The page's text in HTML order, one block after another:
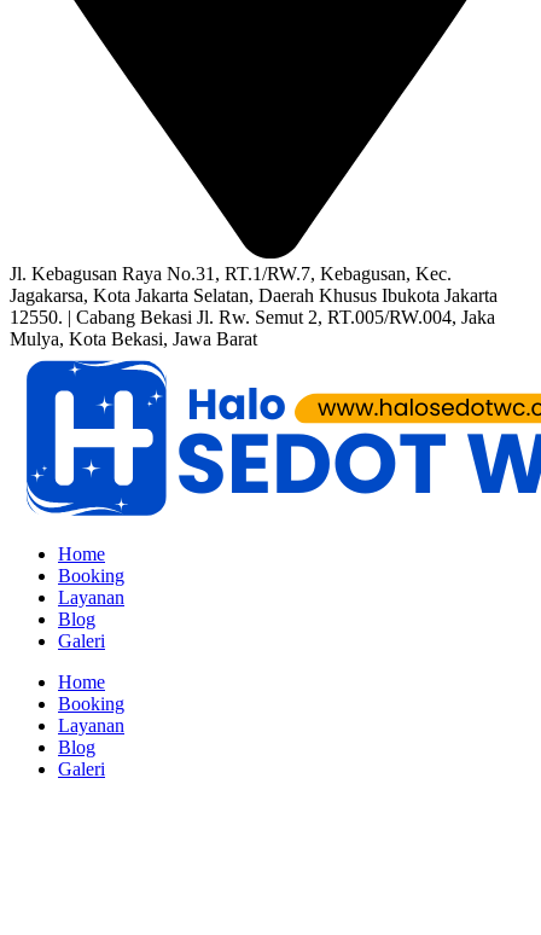
Jl. Kebagusan Raya No.31, RT.1/RW.7, Kebagusan, Kec.
Jagakarsa, Kota Jakarta Selatan, Daerah Khusus Ibukota Jakarta
12550. | Cabang Bekasi Jl. Rw. Semut 2, RT.005/RW.004, Jaka
Mulya, Kota Bekasi, Jawa Barat
Home
Booking
Layanan
Blog
Galeri
Home
Booking
Layanan
Blog
Galeri